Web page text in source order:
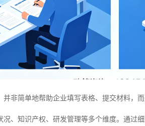
并非简单地帮助企业填写表格、提交材料，
况、知识产权、研发管理等多个维度。通过